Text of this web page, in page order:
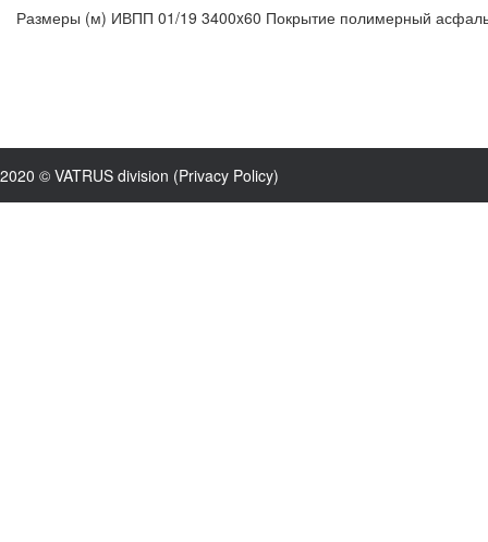
Размеры (м) ИВПП 01/19 3400x60 Покрытие полимерный
2020 © VATRUS division (Privacy Policy)